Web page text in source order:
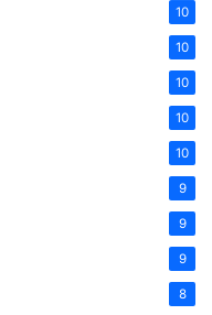
10
10
10
10
10
9
9
9
8